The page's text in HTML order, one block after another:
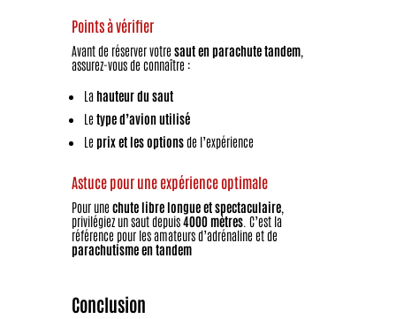
Points à vérifier
Avant de réserver votre saut en parachute tandem,
assurez-vous de connaître :
La hauteur du saut
Le type d’avion utilisé
Le prix et les optionsde l’expérience
Astuce pour une expérience optimale
Pour une chute libre longue et spectaculaire,
privilégiez un saut depuis4000 mètres. C’est la
référence pour les amateurs d’adrénaline et de
parachutisme en tandem
Conclusion